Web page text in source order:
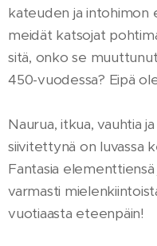
kateuden ja intohimon
meidät katsojat
sitä, onko se
450-vuodessa? Eipä
Naurua, itkua, vauhtia
siivitettynä on luvassa
Fantasia
varmasti
vuotiaasta eteenpäin!